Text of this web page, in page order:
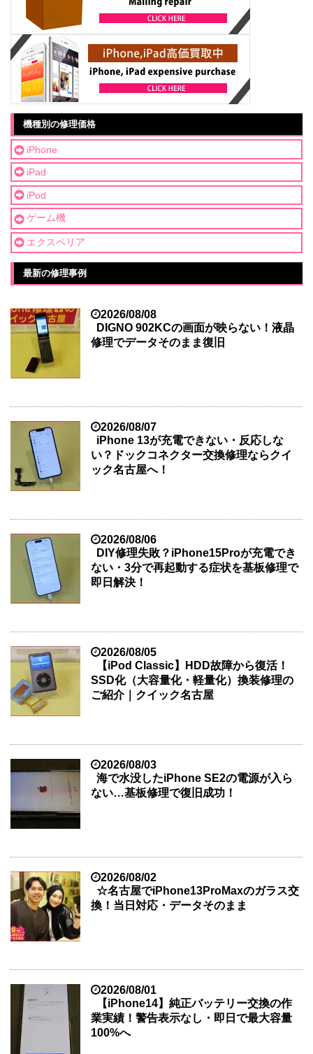
機種別の修理価格
iPhone
iPad
iPod
ゲーム機
エクスペリア
最新の修理事例
2026/08/08
DIGNO 902KCの画面が映らない！液晶
修理でデータそのまま復旧
2026/08/07
iPhone 13が充電できない・反応しな
い？ドックコネクター交換修理ならクイ
ック名古屋へ！
2026/08/06
DIY修理失敗？iPhone15Proが充電でき
ない・3分で再起動する症状を基板修理で
即日解決！
2026/08/05
【iPod Classic】HDD故障から復活！
SSD化（大容量化・軽量化）換装修理の
ご紹介｜クイック名古屋
2026/08/03
海で水没したiPhone SE2の電源が入ら
ない…基板修理で復旧成功！
2026/08/02
☆名古屋でiPhone13ProMaxのガラス交
換！当日対応・データそのまま
2026/08/01
【iPhone14】純正バッテリー交換の作
業実績！警告表示なし・即日で最大容量
100%へ